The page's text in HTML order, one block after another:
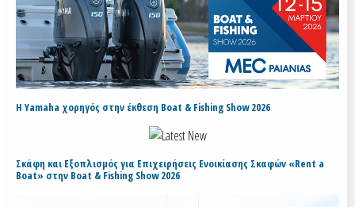
H Yamaha χορηγός στην έκθεση Boat & Fishing Show 2026
Σκάφη και Εξοπλισμός για Επιχειρήσεις Ενοικίασης Σκαφών «Rent a
Boat» στην Boat & Fishing Show 2026